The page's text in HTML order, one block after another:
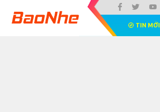
TIN MỚI